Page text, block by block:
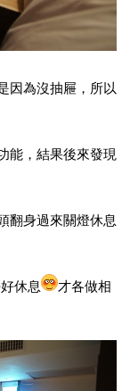
因為沒抽屜，所以
能，結果後來發現
翻身過來關燈休息
休息
才各做相